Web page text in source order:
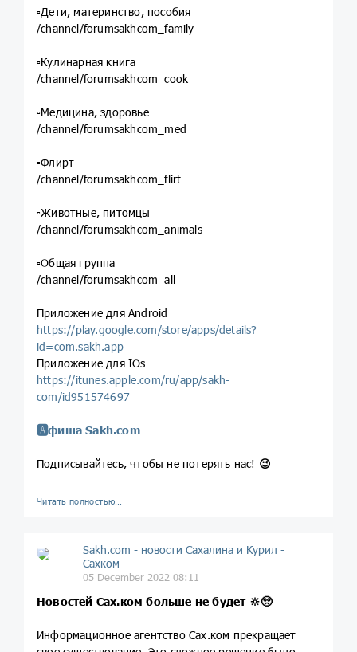
▫️Дети, материнство, пособия
/channel/forumsakhcom_family
▫️Кулинарная книга
/channel/forumsakhcom_cook
▫️Медицина, здоровье
/channel/forumsakhcom_med
▫️Флирт
/channel/forumsakhcom_flirt
▫️Животные, питомцы
/channel/forumsakhcom_animals
▫️Общая группа
/channel/forumsakhcom_all
Приложение для Android
https://play.google.com/store/apps/details?
id=com.sakh.app
Приложение для IOs
https://itunes.apple.com/ru/app/sakh-
com/id951574697
🅰️фиша Sakh.com
Подписывайтесь, чтобы не потерять нас! 😉
Читать полностью…
Sakh.com - новости Сахалина и Курил -
Сахком
05 December 2022 08:11
Новостей Сах.ком больше не будет 🔆🥺
Информационное агентство Сах.ком прекращает